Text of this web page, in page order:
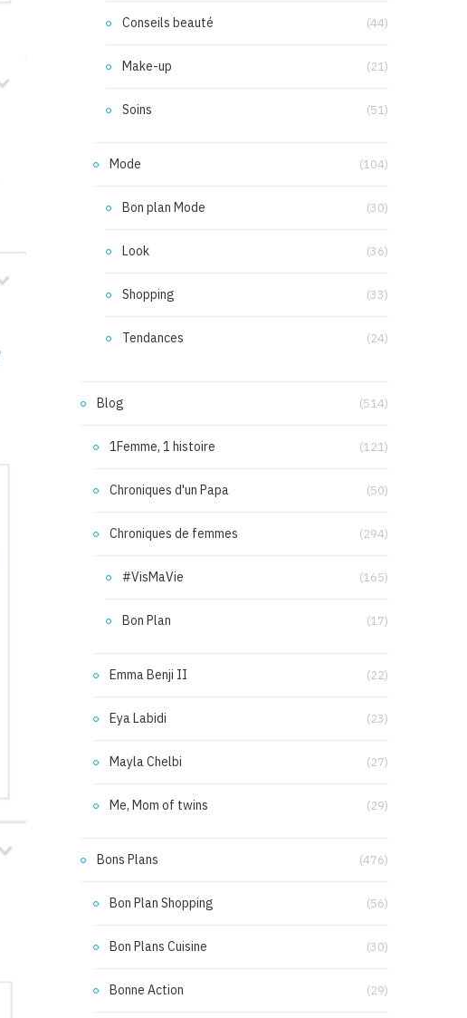
Conseils beauté (44)
Make-up (21)
Soins (51)
Mode (104)
Bon plan Mode (30)
Look (36)
Shopping (33)
Tendances (24)
Blog (514)
1Femme, 1 histoire (121)
Chroniques d'un Papa (50)
Chroniques de femmes (294)
#VisMaVie (165)
Bon Plan (17)
Emma Benji II (22)
Eya Labidi (23)
Mayla Chelbi (27)
Me, Mom of twins (29)
Bons Plans (476)
Bon Plan Shopping (56)
Bon Plans Cuisine (30)
Bonne Action (29)